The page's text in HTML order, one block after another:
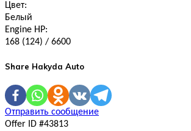
Цвет:
Белый
Engine HP:
168 (124) / 6600
Share Hakyda Auto
Отправить сообщение
Offer ID #43813